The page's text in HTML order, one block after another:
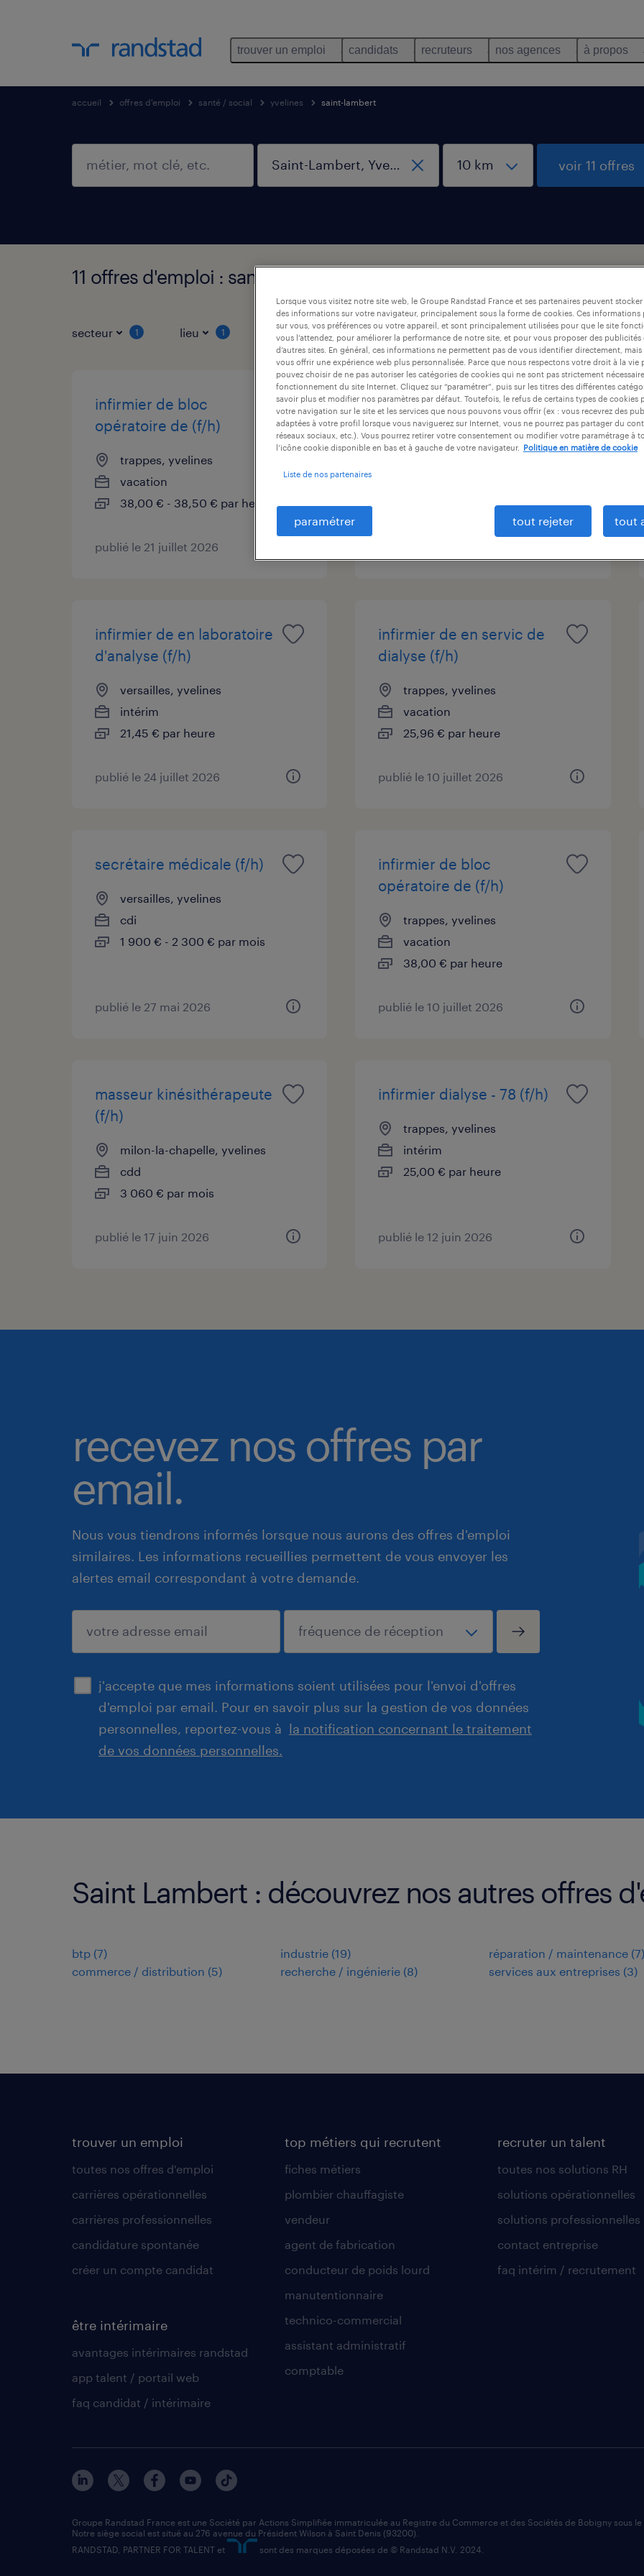
trouver un emploi candidats recruteurs nos agences à propos
accueil offres d'emploi santé / social yvelines saint-lambert
voir 11 offres
11 offres d'emploi : santé / social, Saint-Lambert, Yvelines
secteur 1 lieu 1 type de contrat durée du contrat niveau d'expérience
infirmier de bloc
opératoire de (f/h)
trappes, yvelines
vacation
38,00 € - 38,50 € par heure
publié le 21 juillet 2026
sage femme de (f/h)
trappes, yvelines
infirmier de en laboratoire
d'analyse (f/h)
versailles, yvelines
intérim
21,45 € par heure
publié le 24 juillet 2026
infirmier de en servic de
dialyse (f/h)
trappes, yvelines
vacation
25,96 € par heure
publié le 10 juillet 2026
secrétaire médicale (f/h)
versailles, yvelines
cdi
1 900 € - 2 300 € par mois
publié le 27 mai 2026
infirmier de bloc
opératoire de (f/h)
trappes, yvelines
vacation
38,00 € par heure
publié le 10 juillet 2026
masseur kinésithérapeute
(f/h)
milon-la-chapelle, yvelines
cdd
3 060 € par mois
publié le 17 juin 2026
infirmier dialyse - 78 (f/h)
trappes, yvelines
intérim
25,00 € par heure
publié le 12 juin 2026
recevez nos offres par
email.
Nous vous tiendrons informés lorsque nous aurons des offres d'emploi
similaires. Les informations recueillies permettent de vous envoyer les
alertes email correspondant à votre demande.
j'accepte que mes informations soient utilisées pour l'envoi d'offres
d'emploi par email. Pour en savoir plus sur la gestion de vos données
personnelles, reportez-vous à la notification concernant le traitement
de vos données personnelles.
enregistrer
Saint Lambert : découvrez nos autres offres
btp (7)
commerce / distribution (5)
industrie (19)
recherche / ingénierie (8)
réparation / maintenance (7)
services aux entreprises (3)
trouver un emploi
toutes nos offres d'emploi
carrières opérationnelles
carrières professionnelles
candidature spontanée
créer un compte candidat
être intérimaire
avantages intérimaires randstad
app talent / portail web
faq candidat / intérimaire
top métiers qui recrutent
fiches métiers
plombier chauffagiste
vendeur
agent de fabrication
conducteur de poids lourd
manutentionnaire
technico-commercial
assistant administratif
comptable
recruter un talent
toutes nos solutions RH
solutions opérationnelles
solutions professionnelles
contact entreprise
faq intérim / recrutement
Groupe Randstad France est une Société par Actions Simplifiée immatriculée au Registre du Commerce et des Sociétés de Bobigny sous le
Notre siège social est situé au 276 avenue du Président Wilson à Saint Denis (93200).
RANDSTAD, PARTNER FOR TALENT et
sont des marques déposées de © Randstad N.V. 2024.
Lorsque vous visitez notre site web, le Groupe Randstad France et ses partenaires peuvent
des informations sur votre navigateur, principalement sous la forme de cookies. Ces informations
sur vous, vos préférences ou votre appareil, et sont principalement utilisées pour que le site
vous l’attendez, pour améliorer la performance de notre site, et pour vous proposer des publicités
d’autres sites. En général, ces informations ne permettent pas de vous identifier directement,
vous offrir une expérience web plus personnalisée. Parce que nous respectons votre droit à la vie
pouvez choisir de ne pas autoriser les catégories de cookies qui ne sont pas strictement
fonctionnement du site Internet. Cliquez sur “paramétrer”, puis sur les titres des différentes
savoir plus et modifier nos paramètres par défaut. Toutefois, le refus de certains types de cookies
votre navigation sur le site et les services que nous pouvons vous offrir (ex : vous recevrez des
adaptées à votre profil lorsque vous naviguerez sur Internet, vous ne pourrez pas partager du
réseaux sociaux, etc.). Vous pourrez retirer votre consentement ou modifier votre paramétrage à
l’icône cookie disponible en bas et à gauche de votre navigateur.
Politique en matière de cookie
Liste de nos partenaires
paramétrer tout rejeter tout